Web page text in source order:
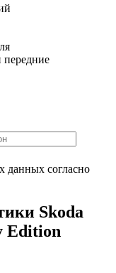
передние
данных согласно
Skoda
Edition